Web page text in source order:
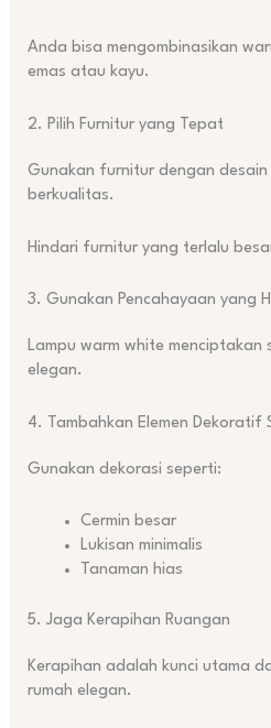
Anda bisa mengombinasikan
emas atau kayu.
2. Pilih Furnitur yang Tepat
Gunakan furnitur dengan
berkualitas.
Hindari furnitur yang terlalu
3. Gunakan Pencahayaan yang
Lampu warm white menciptakan
elegan.
4. Tambahkan Elemen Dekoratif
Gunakan dekorasi seperti:
Cermin besar
Lukisan minimalis
Tanaman hias
5. Jaga Kerapihan Ruangan
Kerapihan adalah kunci utama
rumah elegan.